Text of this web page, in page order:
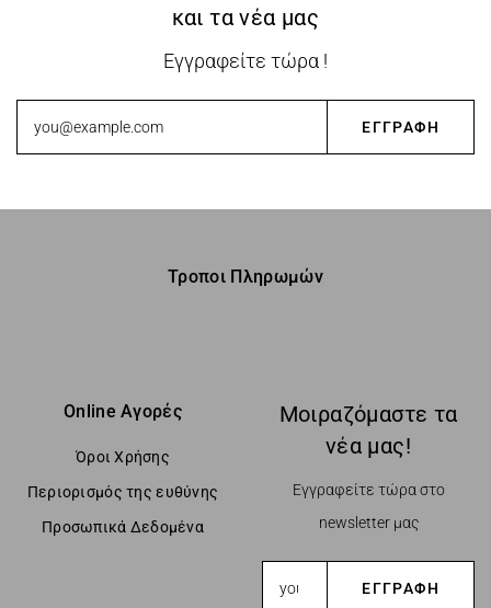
και τα νέα μας
Εγγραφείτε τώρα !
Online Αγορές
Όροι Χρήσης
Περιορισμός της ευθύνης
Προσωπικά Δεδομένα
Μοιραζόμαστε τα
νέα μας!
Εγγραφείτε τώρα στο
newsletter μας
Τροποι Πληρωμών